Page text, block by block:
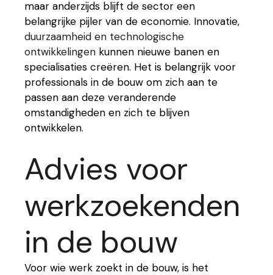
maar anderzijds blijft de sector een
belangrijke pijler van de economie. Innovatie,
duurzaamheid en technologische
ontwikkelingen kunnen nieuwe banen en
specialisaties creëren. Het is belangrijk voor
professionals in de bouw om zich aan te
passen aan deze veranderende
omstandigheden en zich te blijven
ontwikkelen.
Advies voor
werkzoekenden
in de bouw
Voor wie werk zoekt in de bouw, is het